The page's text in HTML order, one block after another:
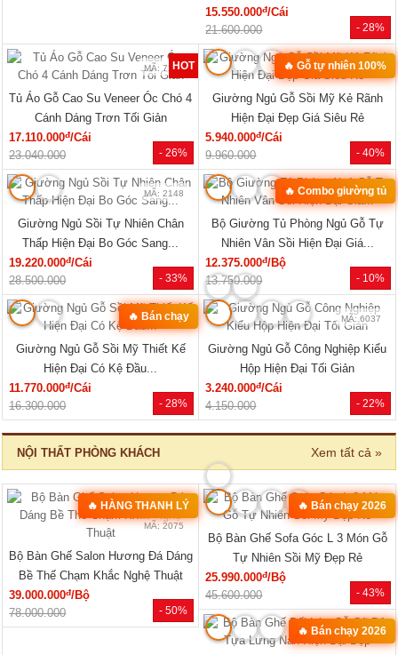
- 28%
15.550.000đ/Cái
21.600.000
- 26%
HOT
MÃ: 7285
Tủ Áo Gỗ Cao Su Veneer Óc Chó 4
Cánh Dáng Trơn Tối Giản
17.110.000đ/Cái
23.040.000
- 40%
🔥 Gỗ tự nhiên 100%
MÃ: 2079
Giường Ngủ Gỗ Sồi Mỹ Kẻ Rãnh
Hiện Đại Đẹp Giá Siêu Rẻ
5.940.000đ/Cái
9.960.000
- 33%
MÃ: 2148
Giường Ngủ Sồi Tự Nhiên Chân
Thấp Hiện Đại Bo Góc Sang...
19.220.000đ/Cái
28.500.000
- 10%
🔥 Combo giường tủ
MÃ: 2034
Bộ Giường Tủ Phòng Ngủ Gỗ Tự
Nhiên Vân Sồi Hiện Đại Giá...
12.375.000đ/Bộ
13.750.000
- 28%
🔥 Bán chạy
MÃ: 7723
Giường Ngủ Gỗ Sồi Mỹ Thiết Kế
Hiện Đại Có Kệ Đầu...
11.770.000đ/Cái
16.300.000
- 22%
MÃ: 6037
Giường Ngủ Gỗ Công Nghiệp Kiểu
Hộp Hiện Đại Tối Giản
3.240.000đ/Cái
4.150.000
NỘI THẤT PHÒNG KHÁCH Xem tất cả »
- 50%
🔥 HÀNG THANH LÝ
MÃ: 2075
Bộ Bàn Ghế Salon Hương Đá Dáng
Bề Thế Chạm Khắc Nghệ Thuật
39.000.000đ/Bộ
78.000.000
- 43%
🔥 Bán chạy 2026
MÃ: 2582
Bộ Bàn Ghế Sofa Góc L 3 Món Gỗ
Tự Nhiên Sồi Mỹ Đẹp Rẻ
25.990.000đ/Bộ
45.600.000
🔥 Bán chạy 2026
MÃ: 3431